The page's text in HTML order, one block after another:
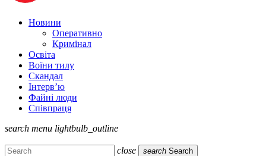
Новини
Оперативно
Кримінал
Освіта
Воїни тилу
Скандал
Інтерв’ю
Файні люди
Співпраця
search menu lightbulb_outline
close search Search